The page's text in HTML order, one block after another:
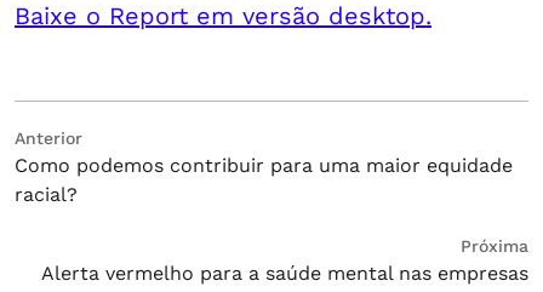
Baixe o Report em versão desktop.
Navegação
de
Anterior
Post
anterior:
Como podemos contribuir para uma maior equidade
racial?
Próxima
post:Alerta vermelho para a saúde mental nas empresas